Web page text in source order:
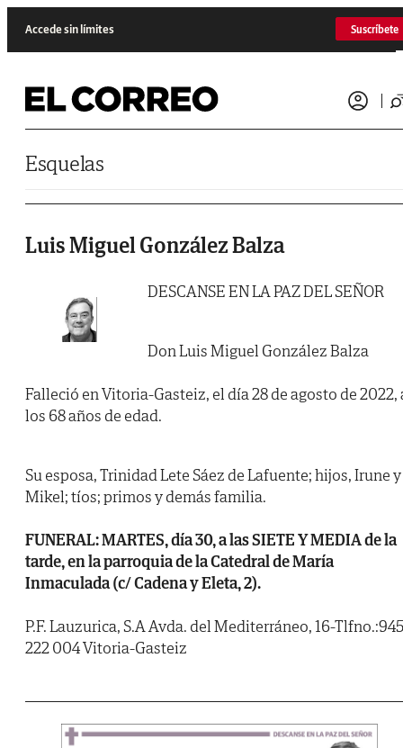
Accede sin límites Suscríbete
Esquelas
Luis Miguel González Balza
DESCANSE EN LA PAZ DEL SEÑOR
Don Luis Miguel González Balza
Falleció en Vitoria-Gasteiz, el día 28 de agosto de 2022,
los 68 años de edad.
Su esposa, Trinidad Lete Sáez de Lafuente; hijos, Irune y
Mikel; tíos; primos y demás familia.
FUNERAL: MARTES, día 30, a las SIETE Y MEDIA de la
tarde, en la parroquia de la Catedral de María
Inmaculada (c/ Cadena y Eleta, 2).
P.F. Lauzurica, S.A Avda. del Mediterráneo, 16-Tlfno.:945
222 004 Vitoria-Gasteiz